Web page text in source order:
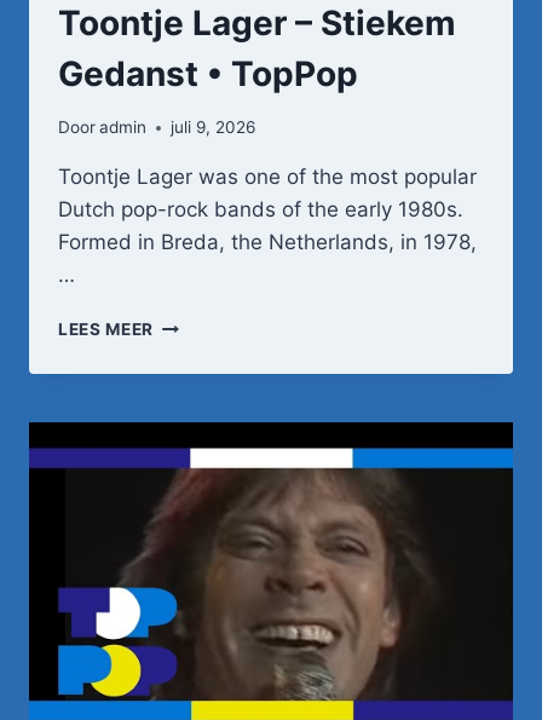
Toontje Lager – Stiekem
Gedanst • TopPop
Dooradmin juli 9, 2026
Toontje Lager was one of the most popular
Dutch pop-rock bands of the early 1980s.
Formed in Breda, the Netherlands, in 1978,
…
LEES MEER TOONTJE
–
GEDANST
•
TOPPOP